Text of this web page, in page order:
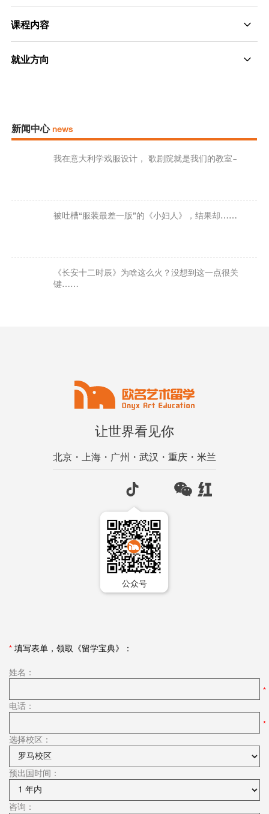
课程内容
就业方向
新闻中心news
我在意大利学戏服设计， 歌剧院就是我们的教室~
被吐槽“服装最差一版”的《小妇人》，结果却……
《长安十二时辰》为啥这么火？没想到这一点很关
键……
让世界看见你
北京・上海・广州・武汉・重庆・米兰
公众号
* 填写表单，领取《留学宝典》：
姓名：
电话：
选择校区：
预出国时间：
咨询：